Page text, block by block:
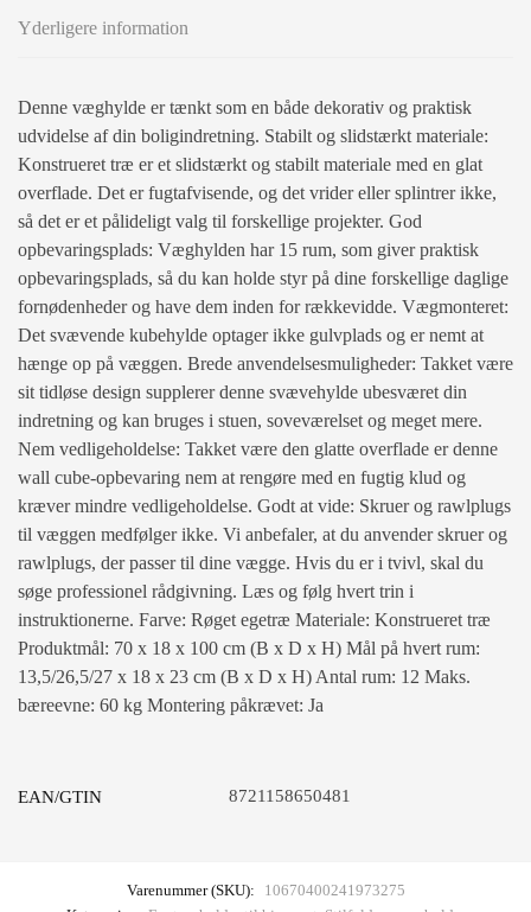
Yderligere information
Denne væghylde er tænkt som en både dekorativ og praktisk
udvidelse af din boligindretning. Stabilt og slidstærkt materiale:
Konstrueret træ er et slidstærkt og stabilt materiale med en glat
overflade. Det er fugtafvisende, og det vrider eller splintrer ikke,
så det er et pålideligt valg til forskellige projekter. God
opbevaringsplads: Væghylden har 15 rum, som giver praktisk
opbevaringsplads, så du kan holde styr på dine forskellige daglige
fornødenheder og have dem inden for rækkevidde. Vægmonteret:
Det svævende kubehylde optager ikke gulvplads og er nemt at
hænge op på væggen. Brede anvendelsesmuligheder: Takket være
sit tidløse design supplerer denne svævehylde ubesværet din
indretning og kan bruges i stuen, soveværelset og meget mere.
Nem vedligeholdelse: Takket være den glatte overflade er denne
wall cube-opbevaring nem at rengøre med en fugtig klud og
kræver mindre vedligeholdelse. Godt at vide: Skruer og rawlplugs
til væggen medfølger ikke. Vi anbefaler, at du anvender skruer og
rawlplugs, der passer til dine vægge. Hvis du er i tvivl, skal du
søge professionel rådgivning. Læs og følg hvert trin i
instruktionerne. Farve: Røget egetræ Materiale: Konstrueret træ
Produktmål: 70 x 18 x 100 cm (B x D x H) Mål på hvert rum:
13,5/26,5/27 x 18 x 23 cm (B x D x H) Antal rum: 12 Maks.
bæreevne: 60 kg Montering påkrævet: Ja
EAN/GTIN 8721158650481
Varenummer (SKU):
10670400241973275